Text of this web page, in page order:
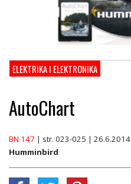
ELEKTRIKA I ELEKTRONIKA
AutoChart
BN 147 | str. 023-025 | 26.6.2014
Humminbird